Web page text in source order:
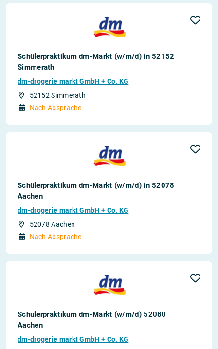
Schülerpraktikum dm-Markt (w/m/d) in 52152
Simmerath
dm-drogerie markt GmbH + Co. KG
52152 Simmerath
Nach Absprache
Schülerpraktikum dm-Markt (w/m/d) in 52078
Aachen
dm-drogerie markt GmbH + Co. KG
52078 Aachen
Nach Absprache
Schülerpraktikum dm-Markt (w/m/d) 52080
Aachen
dm-drogerie markt GmbH + Co. KG